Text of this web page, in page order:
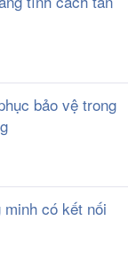
bảo vệ trong
có kết nối